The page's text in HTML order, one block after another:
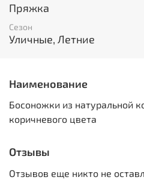
Пряжка
Сезон
Уличные, Летние
Наименование
Босоножки из натуральной
коричневого цвета
Отзывы
Отзывов еще никто не